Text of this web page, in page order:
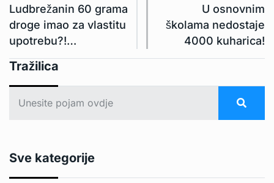
Ludbrežanin 60 grama
droge imao za vlastitu
upotrebu?!…
U osnovnim
školama nedostaje
4000 kuharica!
Tražilica
Sve kategorije